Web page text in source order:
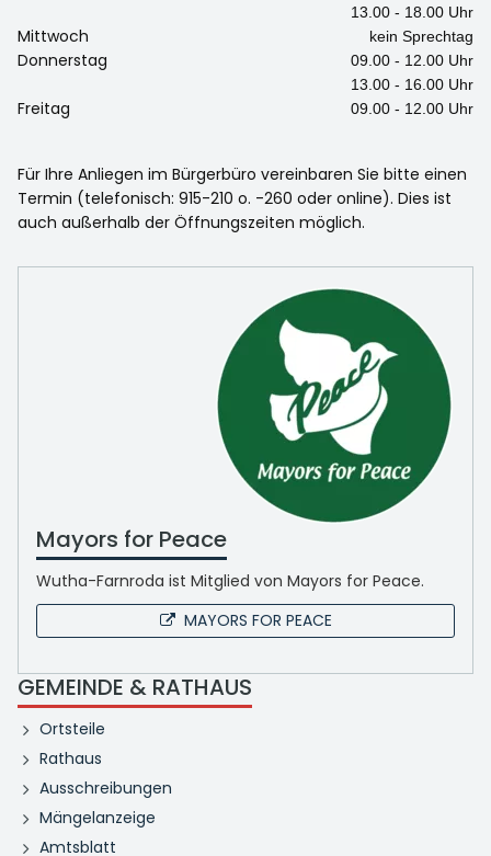
13.00 - 18.00 Uhr
Mittwoch kein Sprechtag
Donnerstag
09.00 - 12.00 Uhr
13.00 - 16.00 Uhr
Freitag 09.00 - 12.00 Uhr
Für Ihre Anliegen im Bürgerbüro vereinbaren Sie bitte einen
Termin (telefonisch: 915-210 o. -260 oder online). Dies ist
auch außerhalb der Öffnungszeiten möglich.
Mayors for Peace
Wutha-Farnroda ist Mitglied von Mayors for Peace.
MAYORS FOR PEACE
GEMEINDE & RATHAUS
Ortsteile
Rathaus
Ausschreibungen
Mängelanzeige
Amtsblatt